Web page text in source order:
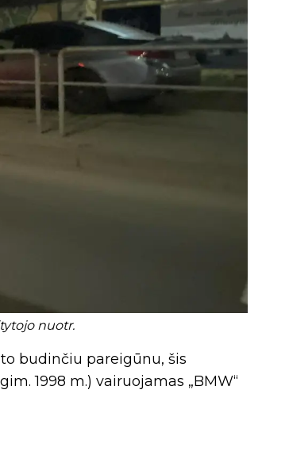
nuotr.
budinčiu pareigūnu, šis
1998 m.) vairuojamas „BMW“